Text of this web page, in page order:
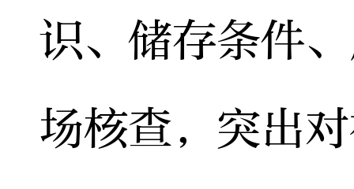
识、储存条件
场核查，突出